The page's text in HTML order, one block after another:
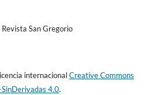
San Gregorio
internacionalCreative Commons
4.0.